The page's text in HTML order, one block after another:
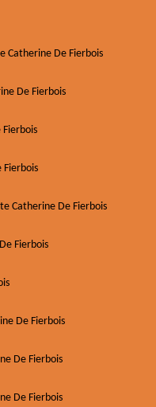
Catherine De Fierbois
De Fierbois
Fierbois
Catherine De Fierbois
Fierbois
De Fierbois
De Fierbois
De Fierbois